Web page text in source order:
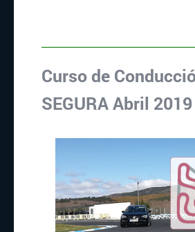
Curso de
SEGURA Abril 2019